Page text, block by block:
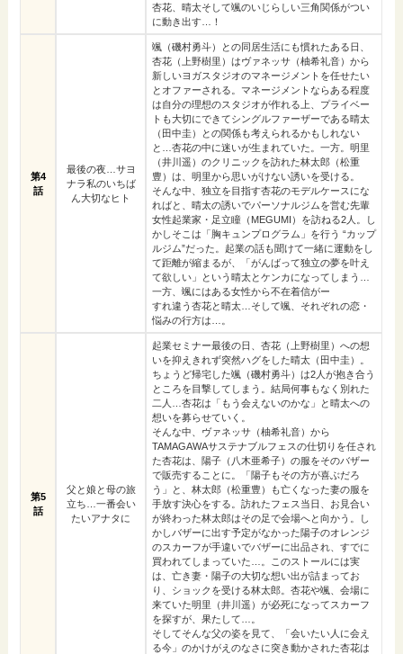
杏花、晴太そして颯のいじらしい三角関係がつい
に動き出す…！
第4
話
最後の夜…サヨ
ナラ私のいちば
ん大切なヒト
颯（磯村勇斗）との同居生活にも慣れたある日、
杏花（上野樹里）はヴァネッサ（柚希礼音）から
新しいヨガスタジオのマネージメントを任せたい
とオファーされる。マネージメントならある程度
は自分の理想のスタジオが作れる上、プライベー
トも大切にできてシングルファーザーである晴太
（田中圭）との関係も考えられるかもしれない
と…杏花の中に迷いが生まれていた。一方。明里
（井川遥）のクリニックを訪れた林太郎（松重
豊）は、明里から思いがけない誘いを受ける。
そんな中、独立を目指す杏花のモデルケースにな
ればと、晴太の誘いでパーソナルジムを営む先輩
女性起業家・足立瞳（MEGUMI）を訪ねる2人。し
かしそこは「胸キュンプログラム」を行う “カップ
ルジム”だった。起業の話も聞けて一緒に運動をし
て距離が縮まるが、「がんばって独立の夢を叶え
て欲しい」という晴太とケンカになってしまう…
一方、颯にはある女性から不在着信がー
すれ違う杏花と晴太…そして颯、それぞれの恋・
悩みの行方は…。
第5
話
父と娘と母の旅
立ち…一番会い
たいアナタに
起業セミナー最後の日、杏花（上野樹里）への想
いを抑えきれず突然ハグをした晴太（田中圭）。
ちょうど帰宅した颯（磯村勇斗）は2人が抱き合う
ところを目撃してしまう。結局何事もなく別れた
二人…杏花は「もう会えないのかな」と晴太への
想いを募らせていく。
そんな中、ヴァネッサ（柚希礼音）から
TAMAGAWAサステナブルフェスの仕切りを任され
た杏花は、陽子（八木亜希子）の服をそのバザー
で販売することに。「陽子もその方が喜ぶだろ
う」と、林太郎（松重豊）も亡くなった妻の服を
手放す決心をする。訪れたフェス当日、お見合い
が終わった林太郎はその足で会場へと向かう。し
かしバザーに出す予定がなかった陽子のオレンジ
のスカーフが手違いでバザーに出品され、すでに
買われてしまっていた…。このストールには実
は、亡き妻・陽子の大切な想い出が詰まってお
り、ショックを受ける林太郎。杏花や颯、会場に
来ていた明里（井川遥）が必死になってスカーフ
を探すが、果たして…。
そしてそんな父の姿を見て、「会いたい人に会え
る今」のかけがえのなさに突き動かされた杏花は